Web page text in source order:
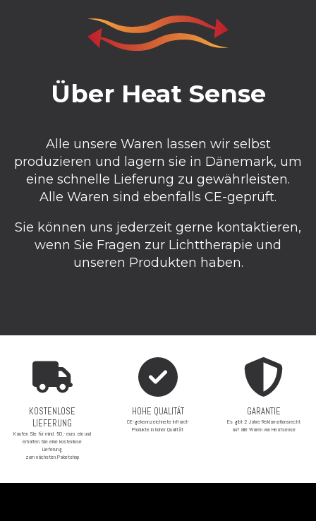
Über Heat Sense
Alle unsere Waren lassen wir selbst
produzieren und lagern sie in Dänemark, um
eine schnelle Lieferung zu gewährleisten.
Alle Waren sind ebenfalls CE-geprüft.
Sie können uns jederzeit gerne kontaktieren,
wenn Sie Fragen zur Lichttherapie und
unseren Produkten haben.
KOSTENLOSE
LIEFERUNG
Kaufen Sie für mind. 50,- euro. ein und
erhalten Sie eine kostenlose
Lieferung
zum nächsten Paketshop
HOHE QUALITÄT
CE-gekennzeichnete Infrarot-
Produkte in hoher Qualität
GARANTIE
Es gibt 2 Jahre Reklamationsrecht
auf alle Waren von Heatsense